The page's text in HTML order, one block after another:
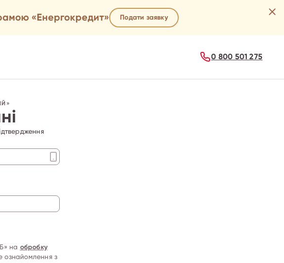
«Енергокредит» Подати заявку
0 800 501 275
на обробку
ознайомлення з